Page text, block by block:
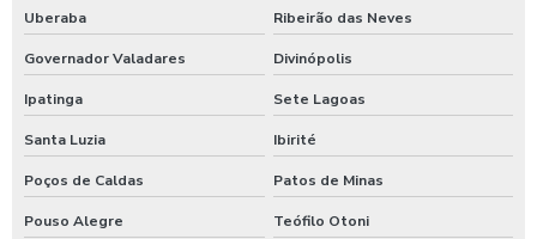
Lavagem de máquinas pesadas
Lavagem de ônibus
Lavagem self service de automóveis
Lavagem self service carros
Lavagem de trator
Uberaba Ribeirão das Neves
Governador Valadares Divinópolis
Ipatinga Sete Lagoas
Santa Luzia Ibirité
Poços de Caldas Patos de Minas
Pouso Alegre Teófilo Otoni